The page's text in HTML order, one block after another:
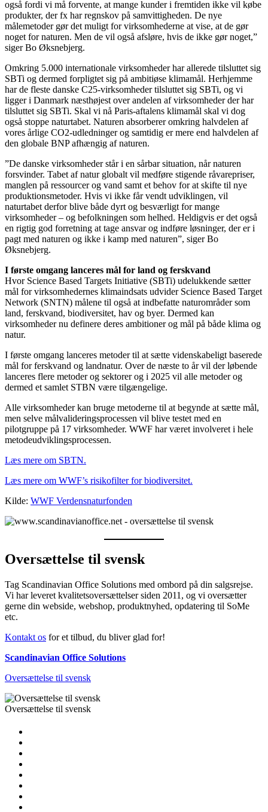
også fordi vi må forvente, at mange kunder i fremtiden ikke vil købe
produkter, der fx har regnskov på samvittigheden. De nye
målemetoder gør det muligt for virksomhederne at vise, at de gør
noget for naturen. Men de vil også afsløre, hvis de ikke gør noget,”
siger Bo Øksnebjerg.
Omkring 5.000 internationale virksomheder har allerede tilsluttet sig
SBTi og dermed forpligtet sig på ambitiøse klimamål. Herhjemme
har de fleste danske C25-virksomheder tilsluttet sig SBTi, og vi
ligger i Danmark næsthøjest over andelen af virksomheder der har
tilsluttet sig SBTi. Skal vi nå Paris-aftalens klimamål skal vi dog
også stoppe naturtabet. Naturen absorberer omkring halvdelen af
vores årlige CO2-udledninger og samtidig er mere end halvdelen af
den globale BNP afhængig af naturen.
”De danske virksomheder står i en sårbar situation, når naturen
forsvinder. Tabet af natur globalt vil medføre stigende råvarepriser,
manglen på ressourcer og vand samt et behov for at skifte til nye
produktionsmetoder. Hvis vi ikke får vendt udviklingen, vil
naturtabet derfor blive både dyrt og besværligt for mange
virksomheder – og befolkningen som helhed. Heldigvis er det også
en rigtig god forretning at tage ansvar og indføre løsninger, der er i
pagt med naturen og ikke i kamp med naturen”, siger Bo
Øksnebjerg.
I første omgang lanceres mål for land og ferskvand
Hvor Science Based Targets Initiative (SBTi) udelukkende sætter
mål for virksomhedernes klimaindsats udvider Science Based Target
Network (SNTN) målene til også at indbefatte naturområder som
land, ferskvand, biodiversitet, hav og byer. Dermed kan
virksomheder nu definere deres ambitioner og mål på både klima og
natur.
I første omgang lanceres metoder til at sætte videnskabeligt baserede
mål for ferskvand og landnatur. Over de næste to år vil der løbende
lanceres flere metoder og sektorer og i 2025 vil alle metoder og
dermed et samlet STBN være tilgængelige.
Alle virksomheder kan bruge metoderne til at begynde at sætte mål,
men selve målvalideringsprocessen vil blive testet med en
pilotgruppe på 17 virksomheder. WWF har været involveret i hele
metodeudviklingsprocessen.
Læs mere om SBTN.
Læs mere om WWF’s risikofilter for biodiversitet.
Kilde: WWF Verdensnaturfonden
Oversættelse til svensk
Tag Scandinavian Office Solutions med ombord på din salgsrejse.
Vi har leveret kvalitetsoversættelser siden 2011, og vi oversætter
gerne din webside, webshop, produktnyhed, opdatering til SoMe
etc.
Kontakt os for et tilbud, du bliver glad for!
Scandinavian Office Solutions
Oversættelse til svensk
Oversættelse til svensk